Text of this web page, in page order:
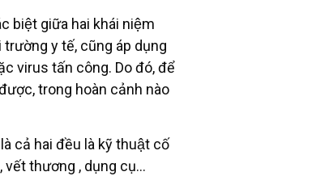
biệt giữa hai khái niệm
y tế, cũng áp dụng
virus tấn công. Do đó, để
trong hoàn cảnh nào
cả hai đều là kỹ thuật cố
vết thương , dụng cụ…